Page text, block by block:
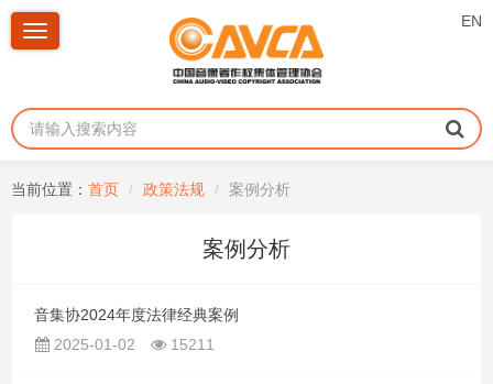
EN
Toggle
当前位置： 首页 政策法规 案例分析
案例分析
音集协2024年度法律经典案例
2025-01-02
15211